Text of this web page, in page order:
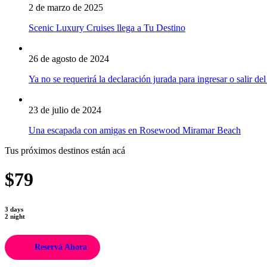
2 de marzo de 2025
Scenic Luxury Cruises llega a Tu Destino
26 de agosto de 2024
Ya no se requerirá la declaración jurada para ingresar o salir
23 de julio de 2024
Una escapada con amigas en Rosewood Miramar Beach
Tus próximos destinos están acá
$79
3 days
2 night
Reservá Ahora